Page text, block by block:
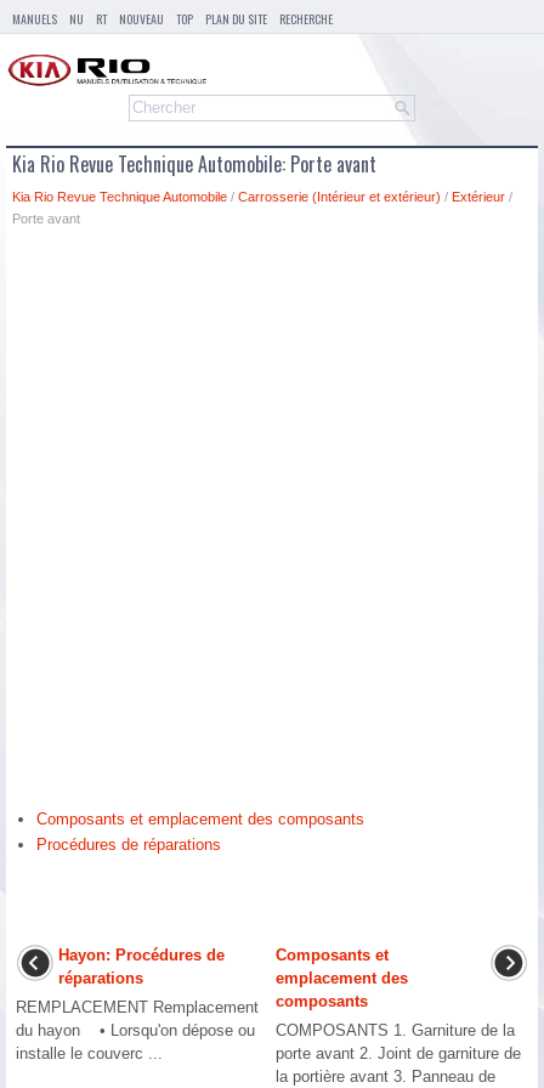
MANUELS NU RT NOUVEAU TOP PLAN DU SITE RECHERCHE
Kia Rio Revue Technique Automobile: Porte avant
Kia Rio Revue Technique Automobile / Carrosserie (Intérieur et extérieur) / Extérieur /
Porte avant
Composants et emplacement des composants
Procédures de réparations
Hayon: Procédures de
réparations
REMPLACEMENT Remplacement
du hayon • Lorsqu'on dépose ou
installe le couverc ...
Composants et
emplacement des
composants
COMPOSANTS 1. Garniture de la
porte avant 2. Joint de garniture de
la portière avant 3. Panneau de